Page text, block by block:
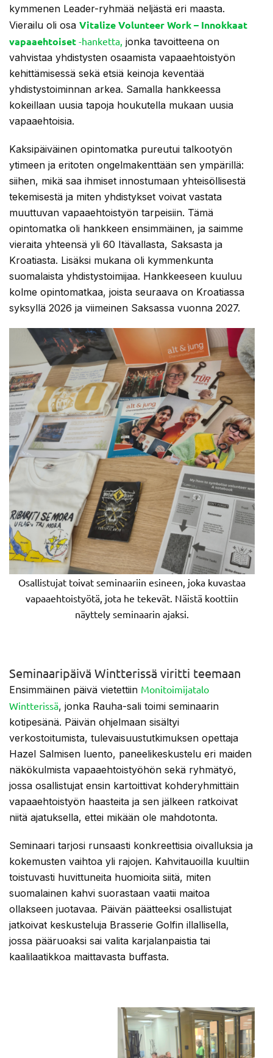
kymmenen Leader-ryhmää neljästä eri maasta.
Vierailu oli osa Vitalize Volunteer Work – Innokkaat
vapaaehtoiset -hanketta, jonka tavoitteena on
vahvistaa yhdistysten osaamista vapaaehtoistyön
kehittämisessä sekä etsiä keinoja keventää
yhdistystoiminnan arkea. Samalla hankkeessa
kokeillaan uusia tapoja houkutella mukaan uusia
vapaaehtoisia.
Kaksipäiväinen opintomatka pureutui talkootyön
ytimeen ja eritoten ongelmakenttään sen ympärillä:
siihen, mikä saa ihmiset innostumaan yhteisöllisestä
tekemisestä ja miten yhdistykset voivat vastata
muuttuvan vapaaehtoistyön tarpeisiin. Tämä
opintomatka oli hankkeen ensimmäinen, ja saimme
vieraita yhteensä yli 60 Itävallasta, Saksasta ja
Kroatiasta. Lisäksi mukana oli kymmenkunta
suomalaista yhdistystoimijaa. Hankkeeseen kuuluu
kolme opintomatkaa, joista seuraava on Kroatiassa
syksyllä 2026 ja viimeinen Saksassa vuonna 2027.
Osallistujat toivat seminaariin esineen, joka kuvastaa
vapaaehtoistyötä, jota he tekevät. Näistä koottiin
näyttely seminaarin ajaksi.
Seminaaripäivä Wintterissä viritti teemaan
Ensimmäinen päivä vietettiin Monitoimijatalo
Wintterissä, jonka Rauha-sali toimi seminaarin
kotipesänä. Päivän ohjelmaan sisältyi
verkostoitumista, tulevaisuustutkimuksen opettaja
Hazel Salmisen luento, paneelikeskustelu eri maiden
näkökulmista vapaaehtoistyöhön sekä ryhmätyö,
jossa osallistujat ensin kartoittivat kohderyhmittäin
vapaaehtoistyön haasteita ja sen jälkeen ratkoivat
niitä ajatuksella, ettei mikään ole mahdotonta.
Seminaari tarjosi runsaasti konkreettisia oivalluksia ja
kokemusten vaihtoa yli rajojen. Kahvitauoilla kuultiin
toistuvasti huvittuneita huomioita siitä, miten
suomalainen kahvi suorastaan vaatii maitoa
ollakseen juotavaa. Päivän päätteeksi osallistujat
jatkoivat keskusteluja Brasserie Golfin illallisella,
jossa pääruoaksi sai valita karjalanpaistia tai
kaalilaatikkoa maittavasta buffasta.